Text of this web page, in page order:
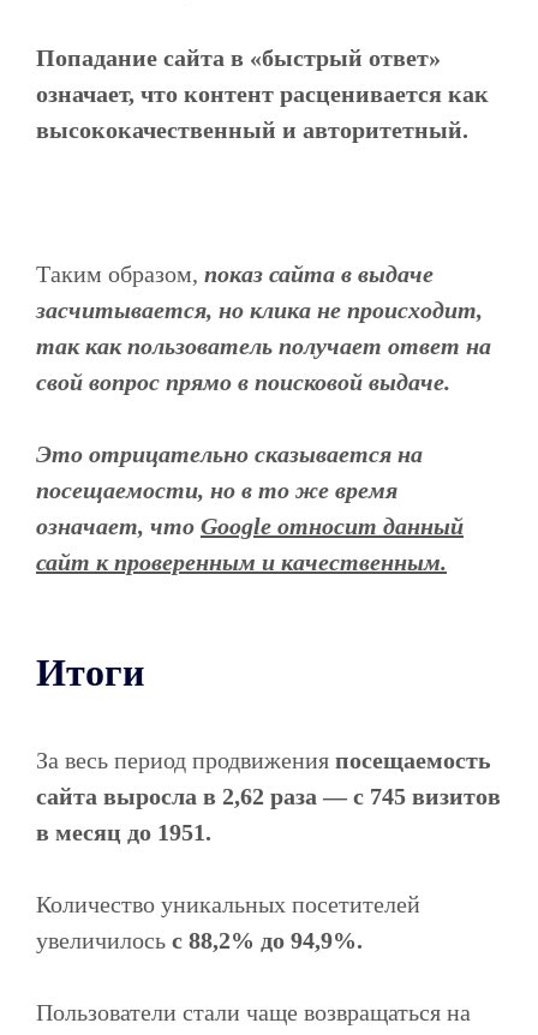
Попадание сайта в «быстрый ответ»
означает, что контент расценивается как
высококачественный и авторитетный.
Таким образом, показ сайта в выдаче
засчитывается, но клика не происходит,
так как пользователь получает ответ на
свой вопрос прямо в поисковой выдаче.
Это отрицательно сказывается на
посещаемости, но в то же время
означает, что Google относит данный
сайт к проверенным и качественным.
Итоги
За весь период продвижения посещаемость
сайта выросла в 2,62 раза — с 745 визитов
в месяц до 1951.
Количество уникальных посетителей
увеличилось с 88,2% до 94,9%.
Пользователи стали чаще возвращаться на